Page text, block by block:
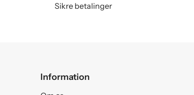
Sikre betalinger
Information